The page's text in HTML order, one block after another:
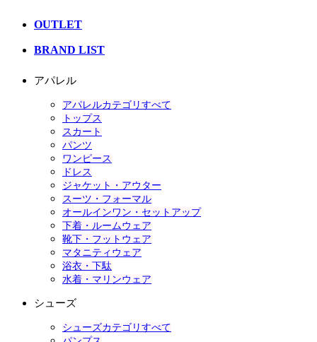
OUTLET
BRAND LIST
アパレル
アパレルカテゴリすべて
トップス
スカート
パンツ
ワンピース
ドレス
ジャケット・アウター
スーツ・フォーマル
オールインワン・セットアップ
下着・ルームウェア
靴下・フットウェア
マタニティウェア
浴衣・下駄
水着・マリンウェア
シューズ
シューズカテゴリすべて